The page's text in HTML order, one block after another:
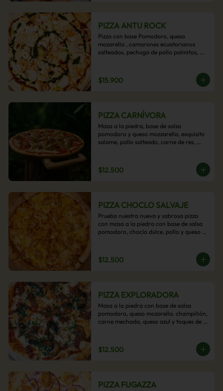
PIZZA ANTU ROCK
Pizza con base Pomodoro, queso
mozarella , camarones ecuatorianos
salteados, pechuga de pollo palmitos,
$15.900
PIZZA CARNÍVORA
Masa a la piedra, base de salsa
pomodoro y queso mozzarella, exquisito
salame, pollo salteado, carne de res,
$12.500
PIZZA CHOCLO SALVAJE
Prueba nuestra nueva y sabrosa pizza
con masa a la piedra con base de salsa
pomodoro, choclo dulce, pollo y queso
$12.500
PIZZA EXPLORADORA
Masa a la piedra con base de salsa
pomodoro, queso mozarella. champiñón,
carne mechada, queso azul y toques de
$12.500
PIZZA FUGAZZA